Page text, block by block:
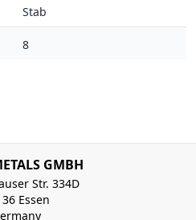
Stab
8
GMBH
Str. 334D
Essen